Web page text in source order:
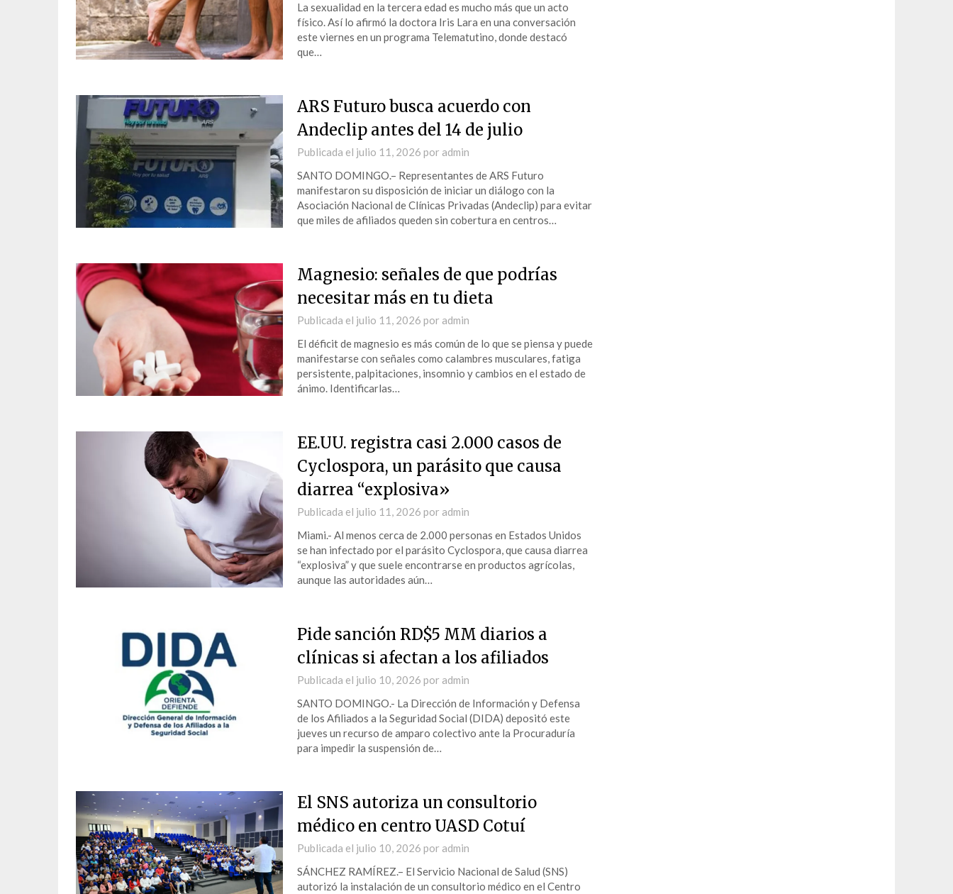
La sexualidad en la tercera edad es mucho más que un acto
físico. Así lo afirmó la doctora Iris Lara en una conversación
este viernes en un programa Telematutino, donde destacó
que…
ARS Futuro busca acuerdo con
Andeclip antes del 14 de julio
Publicada el julio 11, 2026 por admin
SANTO DOMINGO.– Representantes de ARS Futuro
manifestaron su disposición de iniciar un diálogo con la
Asociación Nacional de Clínicas Privadas (Andeclip) para evitar
que miles de afiliados queden sin cobertura en centros…
Magnesio: señales de que podrías
necesitar más en tu dieta
Publicada el julio 11, 2026 por admin
El déficit de magnesio es más común de lo que se piensa y puede
manifestarse con señales como calambres musculares, fatiga
persistente, palpitaciones, insomnio y cambios en el estado de
ánimo. Identificarlas…
EE.UU. registra casi 2.000 casos de
Cyclospora, un parásito que causa
diarrea “explosiva»
Publicada el julio 11, 2026 por admin
Miami.- Al menos cerca de 2.000 personas en Estados Unidos
se han infectado por el parásito Cyclospora, que causa diarrea
“explosiva” y que suele encontrarse en productos agrícolas,
aunque las autoridades aún…
Pide sanción RD$5 MM diarios a
clínicas si afectan a los afiliados
Publicada el julio 10, 2026 por admin
SANTO DOMINGO.- La Dirección de Información y Defensa
de los Afiliados a la Seguridad Social (DIDA) depositó este
jueves un recurso de amparo colectivo ante la Procuraduría
para impedir la suspensión de…
El SNS autoriza un consultorio
médico en centro UASD Cotuí
Publicada el julio 10, 2026 por admin
SÁNCHEZ RAMÍREZ.– El Servicio Nacional de Salud (SNS)
autorizó la instalación de un consultorio médico en el Centro